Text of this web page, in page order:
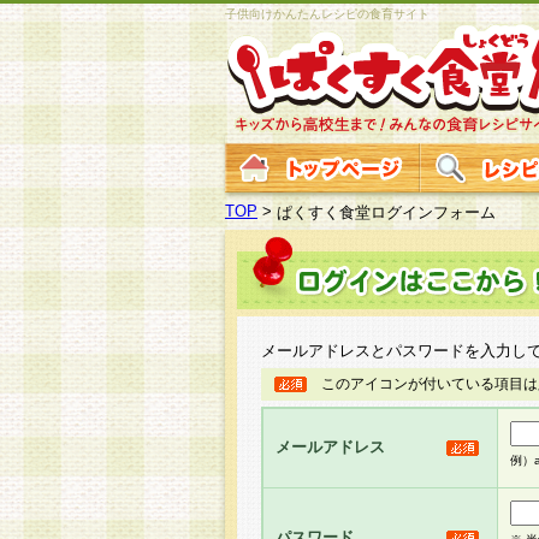
子供向けかんたんレシピの食育サイト
TOP >ぱくすく食堂ログインフォーム
メールアドレスとパスワードを入力し
このアイコンが付いている項目
メールアドレス
例）